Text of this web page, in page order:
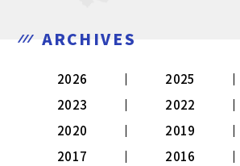
ARCHIVES
2026 2025
2023
2022
2020
2019
2017
2016